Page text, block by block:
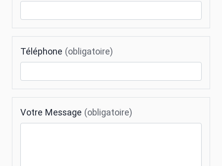
Téléphone (obligatoire)
Votre Message (obligatoire)